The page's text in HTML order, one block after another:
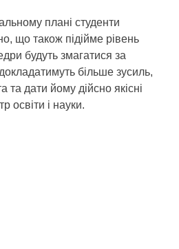
плані студенти
що також підійме рівень
будуть змагатися за
більше зусиль,
та дати йому дійсно якісні
освіти і науки.